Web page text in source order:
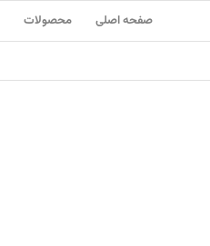
صفحه اصلی محصولات